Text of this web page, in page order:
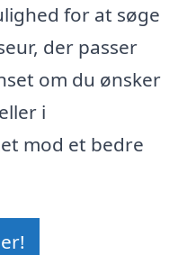
for at søge
der passer
om du ønsker
i
mod et bedre